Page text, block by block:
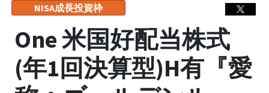
NISA成長投資枠
One 米国好配当株式
(年1回決算型)H有『愛